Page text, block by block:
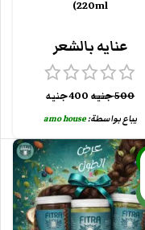
220ml)
عنايه بالشعر
500جنيه 400جنيه
يباع بواسطة:amo house